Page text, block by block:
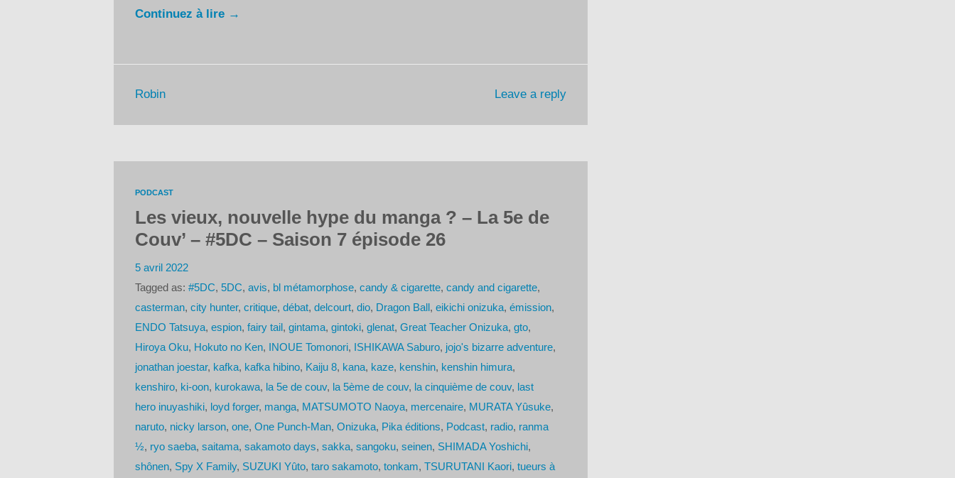
Continuez à lire →
Leave a reply
Robin
PODCAST
Les vieux, nouvelle hype du manga ? – La 5e de
Couv’ – #5DC – Saison 7 épisode 26
5 avril 2022
Tagged as: #5DC, 5DC, avis, bl métamorphose, candy & cigarette, candy and cigarette,
casterman, city hunter, critique, débat, delcourt, dio, Dragon Ball , eikichi onizuka, émission,
ENDO Tatsuya, espion, fairy tail , gintama, gintoki, glenat, Great Teacher Onizuka, gto,
Hiroya Oku, Hokuto no Ken, INOUE Tomonori, ISHIKAWA Saburo, jojo's bizarre adventure,
jonathan joestar, kafka, kafka hibino, Kaiju 8, kana, kaze, kenshin, kenshin himura,
kenshiro, ki-oon, kurokawa, la 5e de couv, la 5ème de couv, la cinquième de couv, last
hero inuyashiki, loyd forger, manga, MATSUMOTO Naoya, mercenaire, MURATA Yûsuke,
naruto, nicky larson, one, One Punch-Man, Onizuka, Pika éditions, Podcast, radio, ranma
½, ryo saeba, saitama, sakamoto days, sakka, sangoku, seinen, SHIMADA Yoshichi,
shônen, Spy X Family, SUZUKI Yûto, taro sakamoto, tonkam, TSURUTANI Kaori, tueurs à